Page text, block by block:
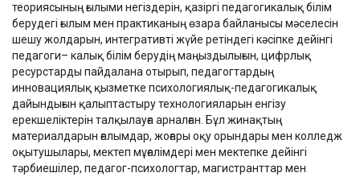
теориясының ғылыми негіздерін, қазіргі педагогикалық білім
берудегі ғылым мен практиканың өзара байланысы мәселесін
шешу жолдарын, интегративті жүйе ретіндегі кәсіпке дейінгі
педагоги– калық білім берудің маңыздылығын, цифрлық
ресурстарды пайдалана отырып, педагогтардың
инновациялық қызметке психологиялық-педагогикалық
дайындығын қалыптастыру технологияларын енгізу
ерекшеліктерін талқылауға арналған. Бұл жинақтың
материалдарын ғалымдар, жоғары оқу орындары мен колледж
оқытушылары, мектеп мұғалімдері мен мектепке дейінгі
тәрбиешілер, педагог-психологтар, магистранттар мен